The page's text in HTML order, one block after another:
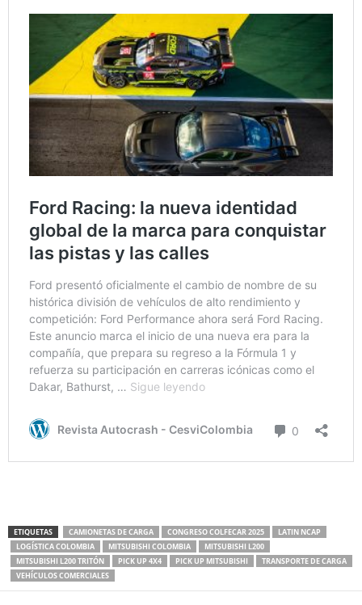
ETIQUETAS CAMIONETAS DE CARGA CONGRESO COLFECAR 2025
LATIN NCAP
LOGÍSTICA COLOMBIA
MITSUBISHI COLOMBIA
MITSUBISHI L200
MITSUBISHI L200 TRITÓN
PICK UP 4X4 PICK UP MITSUBISHI
TRANSPORTE DE CARGA
VEHÍCULOS COMERCIALES